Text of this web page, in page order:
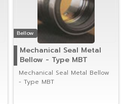
Bellow
Mechanical Seal Metal
Bellow - Type MBT
Mechanical Seal Metal Bellow
- Type MBT